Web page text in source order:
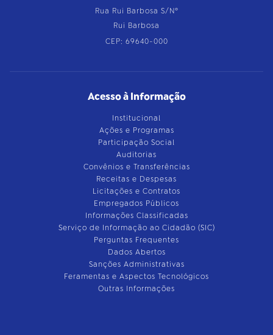
Rua Rui Barbosa S/Nº
Rui Barbosa
CEP: 69640-000
Acesso à Informação
Institucional
Ações e Programas
Participação Social
Auditorias
Convênios e Transferências
Receitas e Despesas
Licitações e Contratos
Empregados Públicos
Informações Classificadas
Serviço de Informação ao Cidadão (SIC)
Perguntas Frequentes
Dados Abertos
Sanções Administrativas
Feramentas e Aspectos Tecnológicos
Outras Informações